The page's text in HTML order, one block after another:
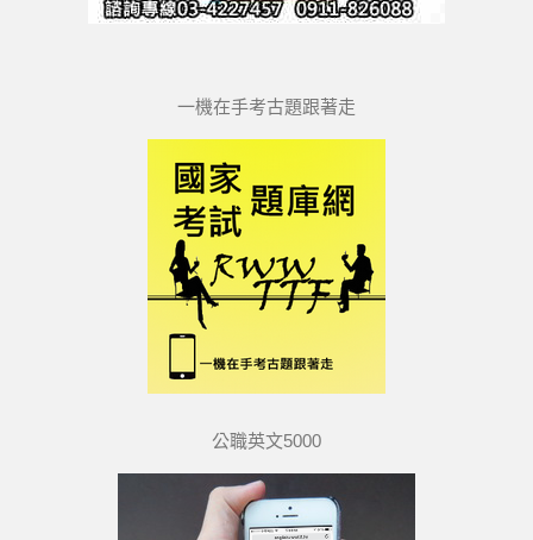
一機在手考古題跟著走
公職英文5000